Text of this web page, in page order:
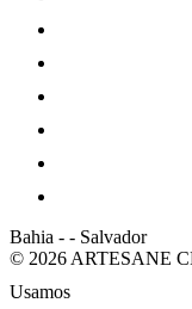
Bahia - - Salvador
© 2026 ARTESANE
Usamos